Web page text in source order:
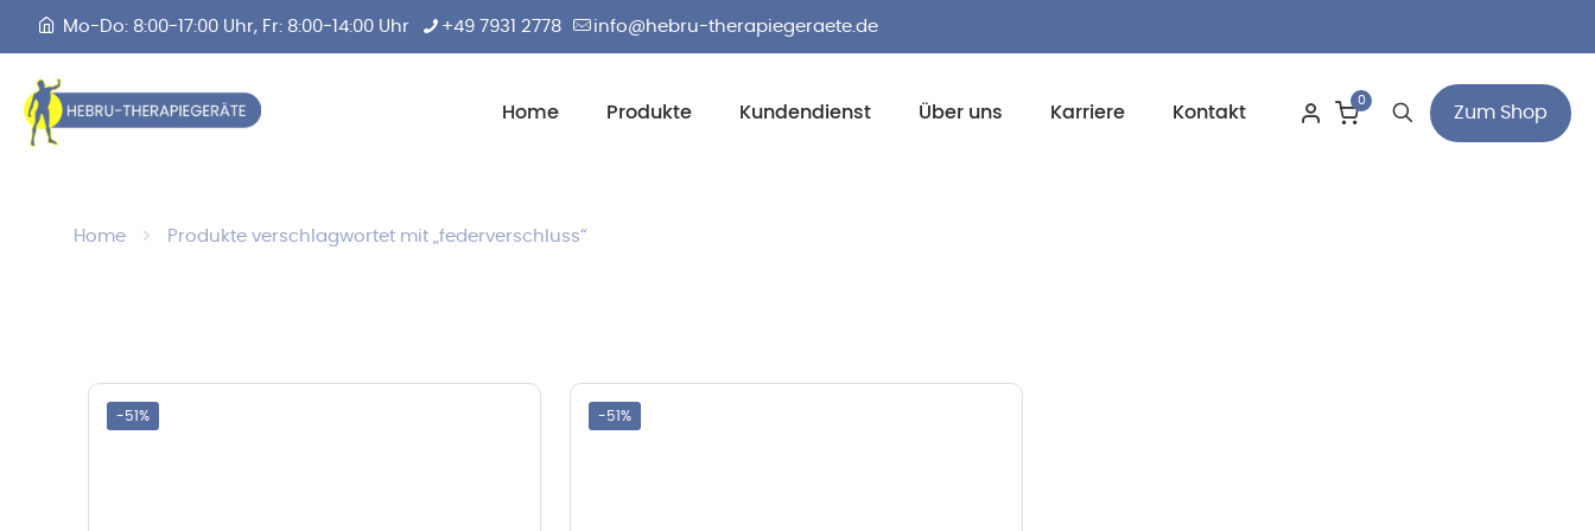
Mo-Do: 8:00-17:00 Uhr, Fr: 8:00-14:00 Uhr +49 7931 2778 info@hebru-therapiegeraete.de
Home Produkte Kundendienst Über uns Karriere Kontakt
0
Zum Shop
Home Produkte verschlagwortet mit „federverschluss“
-51% -51%